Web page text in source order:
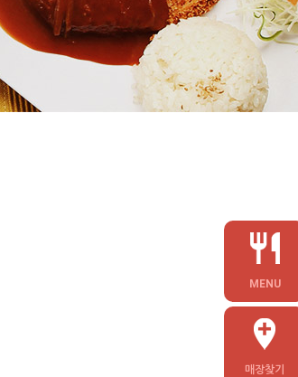
MENU
매장찾기